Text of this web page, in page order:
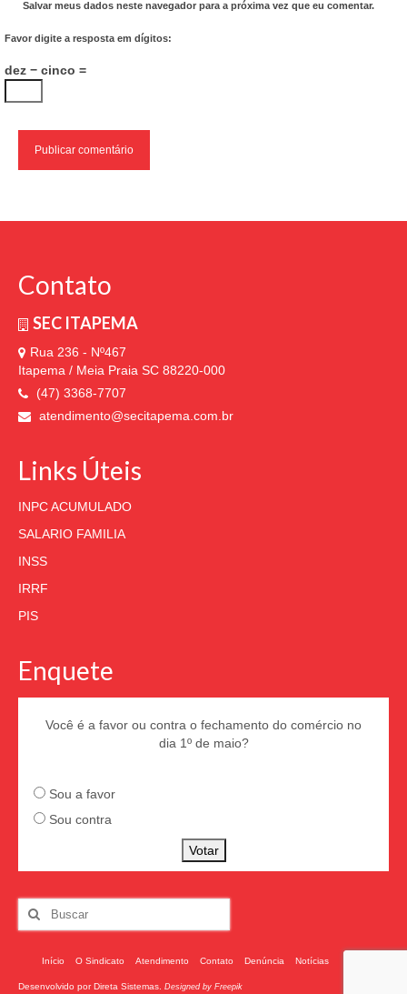
Salvar meus dados neste navegador para a próxima vez que eu comentar.
Favor digite a resposta em dígitos:
dez − cinco =
Contato
SEC ITAPEMA
Rua 236 - Nº467
Itapema / Meia Praia SC 88220-000
(47) 3368-7707
atendimento@secitapema.com.br
Links Úteis
INPC ACUMULADO
SALARIO FAMILIA
INSS
IRRF
PIS
Enquete
Você é a favor ou contra o fechamento do comércio no
dia 1º de maio?
Sou a favor
Sou contra
Votar
Início O Sindicato Atendimento Contato Denúncia Notícias
Desenvolvido porDireta Sistemas Designed by Freepik